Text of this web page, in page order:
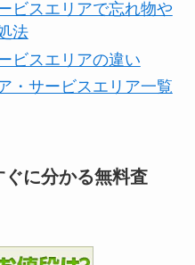
ビスエリアで忘れ物や
法
ビスエリアの違い
・サービスエリア一覧
に分かる無料査